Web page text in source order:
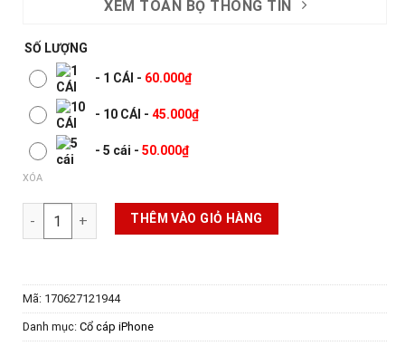
XEM TOÀN BỘ THÔNG TIN
SỐ LƯỢNG
- 1 CÁI - 60.000₫
- 10 CÁI - 45.000₫
- 5 cái - 50.000₫
XÓA
Cổ iphone 7G số lượngTHÊM VÀO GIỎ HÀNG
Mã: 170627121944
Danh mục: Cổ cáp iPhone